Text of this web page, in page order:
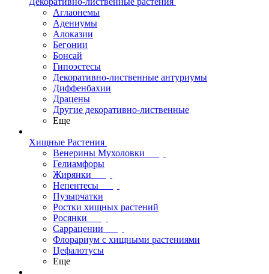
Аглаонемы
Адениумы
Алоказии
Бегонии
Бонсай
Гипоэстесы
Декоративно-лиственные антуриумы
Диффенбахии
Драцены
Другие декоративно-лиственные
Еще
Хищные Растения
Венерины Мухоловки
Гелиамфоры
Жирянки
Непентесы
Пузырчатки
Ростки хищных растений
Росянки
Саррацении
Флорариум с хищными растениями
Цефалотусы
Еще